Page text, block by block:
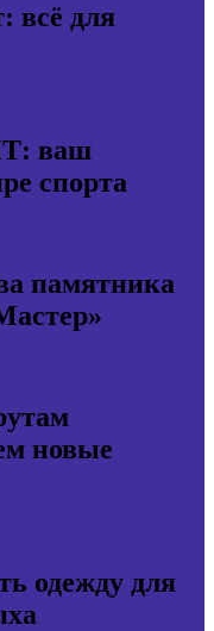
всё для
ваш
спорта
памятника
новые
одежду для